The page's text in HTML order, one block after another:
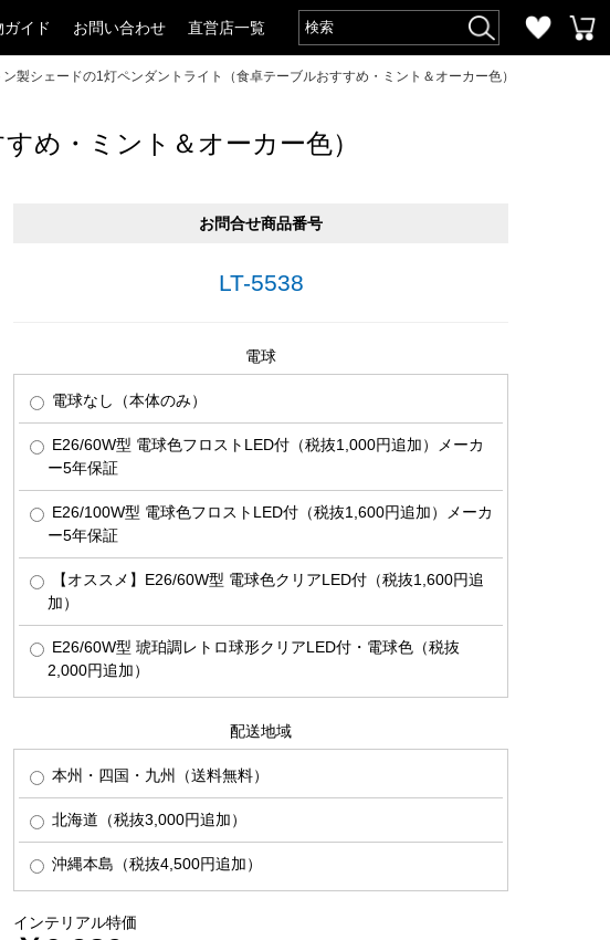
ガイド お問い合わせ 直営店一覧
ン製シェードの1灯ペンダントライト（食卓テーブルおすすめ・ミント＆オーカー色）
め・ミント＆オーカー色）
お問合せ商品番号
LT-5538
電球
電球なし（本体のみ）
E26/60W型 電球色フロストLED付（税抜1,000円追加）メーカ
ー5年保証
E26/100W型 電球色フロストLED付（税抜1,600円追加）メーカ
ー5年保証
【オススメ】E26/60W型 電球色クリアLED付（税抜1,600円追
加）
E26/60W型 琥珀調レトロ球形クリアLED付・電球色（税抜
2,000円追加）
配送地域
本州・四国・九州（送料無料）
北海道（税抜3,000円追加）
沖縄本島（税抜4,500円追加）
インテリアル特価